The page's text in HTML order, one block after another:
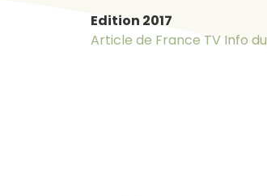
Edition 2017
Article de France TV Info du